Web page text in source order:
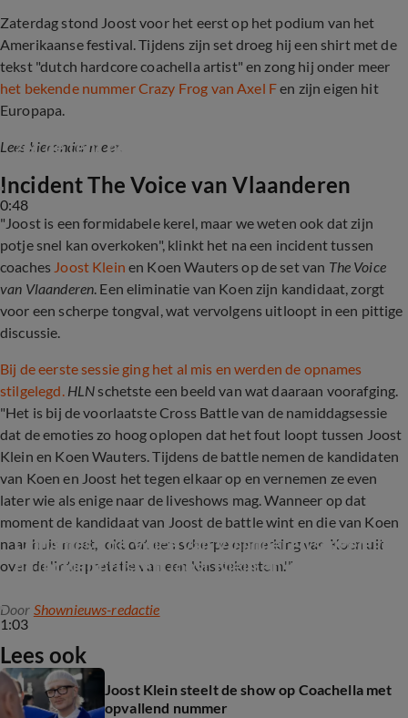
Zaterdag stond Joost voor het eerst op het podium van het
Amerikaanse festival. Tijdens zijn set droeg hij een shirt met de
tekst "dutch hardcore coachella artist" en zong hij onder meer
het bekende nummer Crazy Frog van Axel Fen zijn eigen hit
Europapa.
Lees hieronder meer.
0:48
Joost Klein brengt Europapa naar Coachella en
zet de tent op z'n kop
Incident The Voice van Vlaanderen
"Joost is een formidabele kerel, maar we weten ook dat zijn
potje snel kan overkoken", klinkt het na een incident tussen
coaches Joost Klein en Koen Wauters op de set van The Voice
van Vlaanderen. Een eliminatie van Koen zijn kandidaat, zorgt
voor een scherpe tongval, wat vervolgens uitloopt in een pittige
discussie.
Bij de eerste sessie ging het al mis en werden de opnames
stilgelegd. HLN schetste een beeld van wat daaraan voorafging.
"Het is bij de voorlaatste Cross Battle van de namiddagsessie
dat de emoties zo hoog oplopen dat het fout loopt tussen Joost
Klein en Koen Wauters. Tijdens de battle nemen de kandidaten
van Koen en Joost het tegen elkaar op en vernemen ze even
later wie als enige naar de liveshows mag. Wanneer op dat
moment de kandidaat van Joost de battle wint en die van Koen
naar huis moet, lokt dat een scherpe opmerking van Koen uit
over de 'interpretatie van een klassieke stem.'"
1:03
Opnames The Voice van Vlaanderen stilgelegd
na incident tussen Joost Klein en Koen
Door Shownieuws-redactie
Lees ook
Joost Klein steelt de show op Coachella met
opvallend nummer